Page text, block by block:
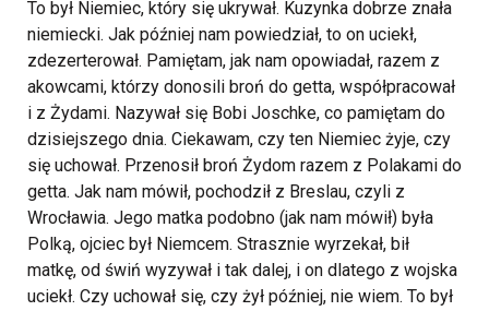
To był Niemiec, który się ukrywał. Kuzynka dobrze znała
niemiecki. Jak później nam powiedział, to on uciekł,
zdezerterował. Pamiętam, jak nam opowiadał, razem z
akowcami, którzy donosili broń do getta, współpracował
i z Żydami. Nazywał się Bobi Joschke, co pamiętam do
dzisiejszego dnia. Ciekawam, czy ten Niemiec żyje, czy
się uchował. Przenosił broń Żydom razem z Polakami do
getta. Jak nam mówił, pochodził z Breslau, czyli z
Wrocławia. Jego matka podobno (jak nam mówił) była
Polką, ojciec był Niemcem. Strasznie wyrzekał, bił
matkę, od świń wyzywał i tak dalej, i on dlatego z wojska
uciekł. Czy uchował się, czy żył później, nie wiem. To był